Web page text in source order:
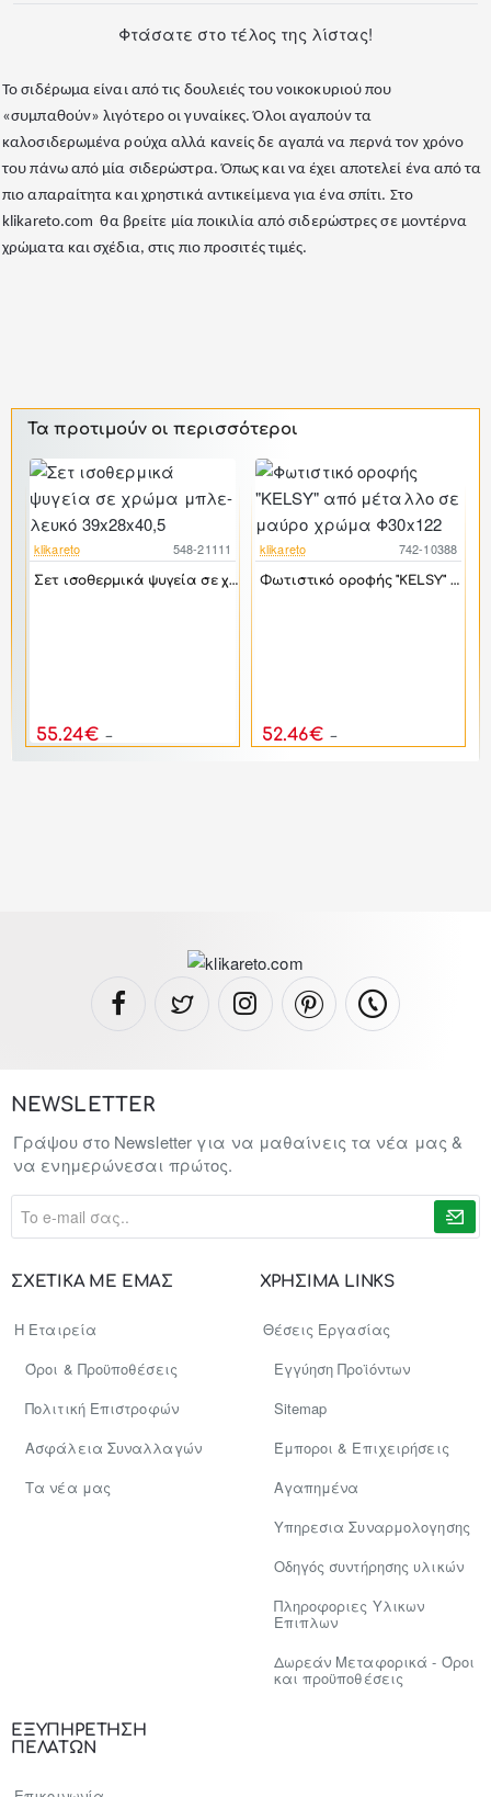
Φτάσατε στο τέλος της λίστας!
Το σιδέρωμα είναι από τις δουλειές του νοικοκυριού που
«συμπαθούν» λιγότερο οι γυναίκες. Όλοι αγαπούν τα
καλοσιδερωμένα ρούχα αλλά κανείς δε αγαπά να περνά τον χρόνο
του πάνω από μία σιδερώστρα. Όπως και να έχει αποτελεί ένα από τα
πιο απαραίτητα και χρηστικά αντικείμενα για ένα σπίτι. Στο
klikareto.com θα βρείτε μία ποικιλία από σιδερώστρες σε μοντέρνα
χρώματα και σχέδια, στις πιο προσιτές τιμές.
Τα προτιμούν οι περισσότεροι
-44%
klikareto 548-21111
Σετ ισοθερμικά ψυγεία σε χρώμα μπλε-λευκό 39x28x40,5
55.24€
-17%
klikareto 742-10388
Φωτιστικό οροφής "KELSY" από μέταλλο σε μαύρο χρώμα Φ30x122
52.46€
ΣΧΕΤΙΚΑ ΜΕ ΕΜΑΣ
Η Εταιρεία
Όροι & Προϋποθέσεις
Πολιτική Επιστροφών
Ασφάλεια Συναλλαγών
Tα νέα μας
ΧΡΗΣΙΜΑ LINKS
Θέσεις Εργασίας
Εγγύηση Προϊόντων
Sitemap
Έμποροι & Επιχειρήσεις
Αγαπημένα
Υπηρεσια Συναρμολογησης
Οδηγός συντήρησης υλικών
Πληροφοριες Υλικων
Επιπλων
Δωρεάν Μεταφορικά - Όροι
και προϋποθέσεις
ΕΞΥΠΗΡΕΤΗΣΗ
ΠΕΛΑΤΩΝ
NEWSLETTER
Γράψου στο Newsletter για να μαθαίνεις τα νέα μας &
να ενημερώνεσαι πρώτος.
σας..